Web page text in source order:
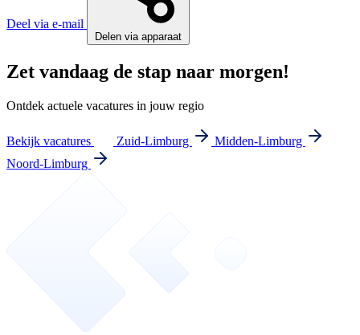
Deel via e-mail
Delen via apparaat
Zet vandaag de stap naar morgen!
Ontdek actuele vacatures in jouw regio
Bekijk vacatures Zuid-Limburg
Midden-Limburg
Noord-Limburg